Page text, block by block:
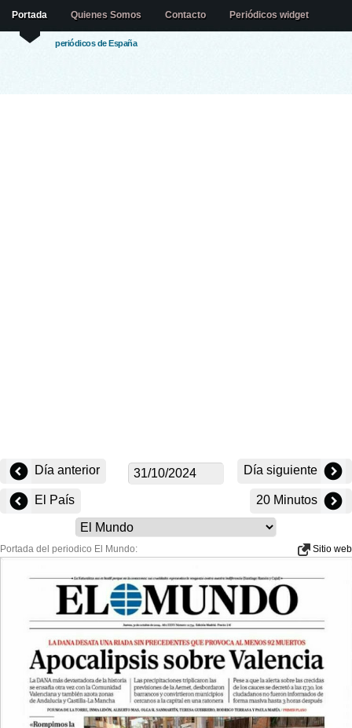
periódicos de España
Portada Quienes Somos Contacto Periódicos widget
Día anterior Día siguiente
El País 20 Minutos
Portada del periodico El Mundo: Sitio web